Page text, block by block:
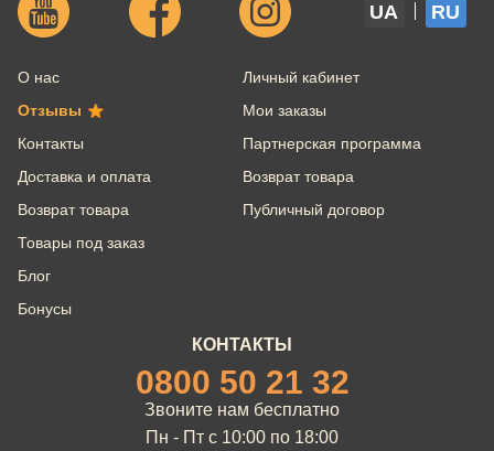
UA RU
О нас
Отзывы
Контакты
Доставка и оплата
Возврат товара
Товары под заказ
Блог
Бонусы
Личный кабинет
Мои заказы
Партнерская программа
Возврат товара
Публичный договор
КОНТАКТЫ
0800 50 21 32
Звоните нам бесплатно
Пн - Пт с 10:00 по 18:00